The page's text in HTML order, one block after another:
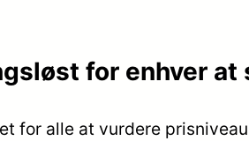
for enhver at
for alle at vurdere